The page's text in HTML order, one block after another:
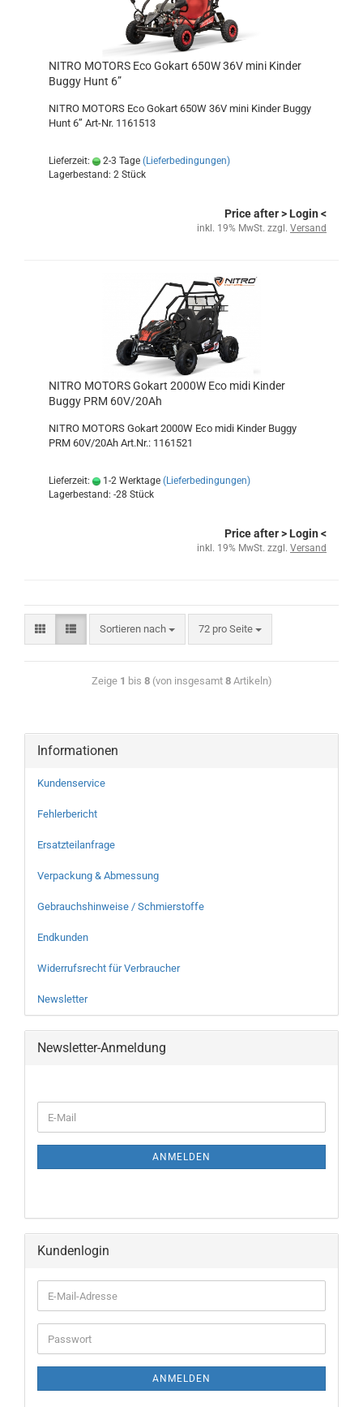
NITRO MOTORS Eco Gokart 650W 36V mini Kinder
Buggy Hunt 6”
NITRO MOTORS Eco Gokart 650W 36V mini Kinder Buggy
Hunt 6” Art-Nr. 1161513
Lieferzeit: 2-3 Tage (Lieferbedingungen)
Lagerbestand: 2 Stück
Price after> Login <
inkl. 19% MwSt. zzgl. Versand
NITRO MOTORS Gokart 2000W Eco midi Kinder
Buggy PRM 60V/20Ah
NITRO MOTORS Gokart 2000W Eco midi Kinder Buggy
PRM 60V/20Ah Art.Nr.: 1161521
Lieferzeit: 1-2 Werktage (Lieferbedingungen)
Lagerbestand: -28 Stück
Price after> Login <
inkl. 19% MwSt. zzgl. Versand
Sortieren nach 72 pro Seite
Zeige 1 bis 8(von insgesamt 8Artikeln)
Informationen
Kundenservice
Fehlerbericht
Ersatzteilanfrage
Verpackung & Abmessung
Gebrauchshinweise / Schmierstoffe
Endkunden
Widerrufsrecht für Verbraucher
Newsletter
Newsletter-Anmeldung
ANMELDEN
Kundenlogin
ANMELDEN